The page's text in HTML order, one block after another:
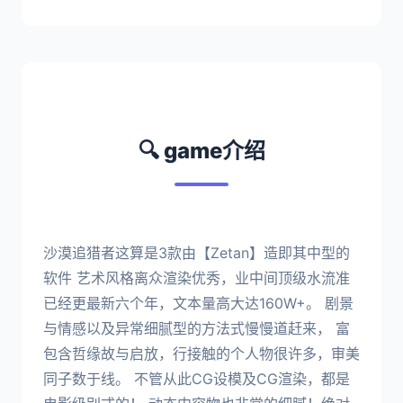
🔍 game介绍
沙漠追猎者这算是3款由【Zetan】造即其中型的
软件 艺术风格离众渲染优秀，业中间顶级水流准
已经更最新六个年，文本量高大达160W+。 剧景
与情感以及异常细腻型的方法式慢慢道赶来， 富
包含哲缘故与启放，行接触的个人物很许多，审美
同子数于线。 不管从此CG设模及CG渲染，都是